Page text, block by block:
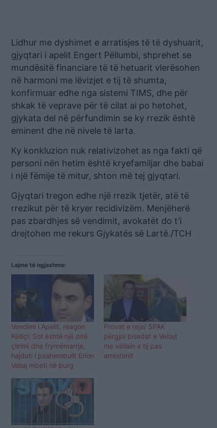
Lidhur me dyshimet e arratisjes të të dyshuarit,
gjyqtari i apelit Engert Pëllumbi, shprehet se
mundësitë financiare të të hetuarit vlerësohen
në harmoni me lëvizjet e tij të shumta,
konfirmuar edhe nga sistemi TIMS, dhe për
shkak të veprave për të cilat ai po hetohet,
gjykata del në përfundimin se ky rrezik është
eminent dhe në nivele të larta.
Ky konkluzion nuk relativizohet as nga fakti që
personi nën hetim është kryefamiljar dhe babai
i një fëmije të mitur, shton më tej gjyqtari.
Gjyqtari tregon edhe një rrezik tjetër, atë të
rrezikut për të kryer recidivizëm. Menjëherë
pas zbardhjes së vendimit, avokatët do t’i
drejtohen me rekurs Gjykatës së Lartë./TCH
Lajme të ngjashme:
Vendimi i Apelit, reagon
Këlliçi: Sot është një ditë
çlirimi dhe frymëmarrje,
hajduti i pashembullt Erion
Veliaj mbeti në burg
Provat e reja/ SPAK
përgjoi bisedat e Veliajt
me vëllain e tij pas
arrestimit